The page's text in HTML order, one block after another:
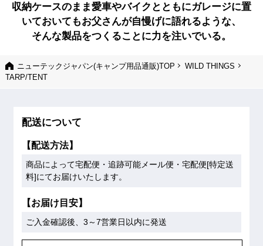
収納ケースのまま愛車やバイクとともにガレージに置
いておいてもお父さんが自慢げに語れるような、
そんな製品をつくることに力を注いでいる。
ニューテックジャパン(キャンプ用品通販)TOP
WILD THINGS
TARP/TENT
配送について
【配送方法】
商品によって宅配便・追跡可能メール便・宅配便[特定送
料]にてお届けいたします。
【お届け目安】
ご入金確認後、3～7営業日以内に発送